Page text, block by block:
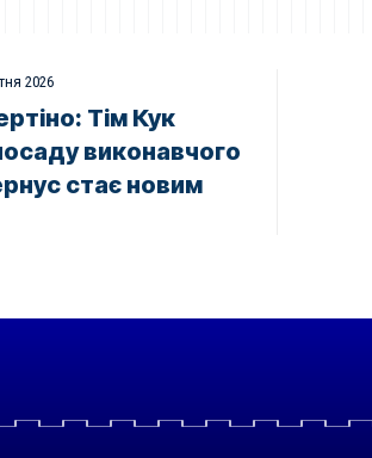
2026
Тім Кук
виконавчого
стає новим